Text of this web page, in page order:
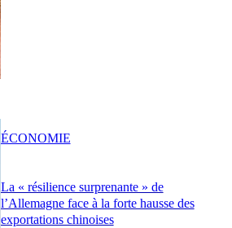
La « résilience surprenante » de
l’Allemagne face à la forte hausse des
exportations chinoises
ÉCONOMIE